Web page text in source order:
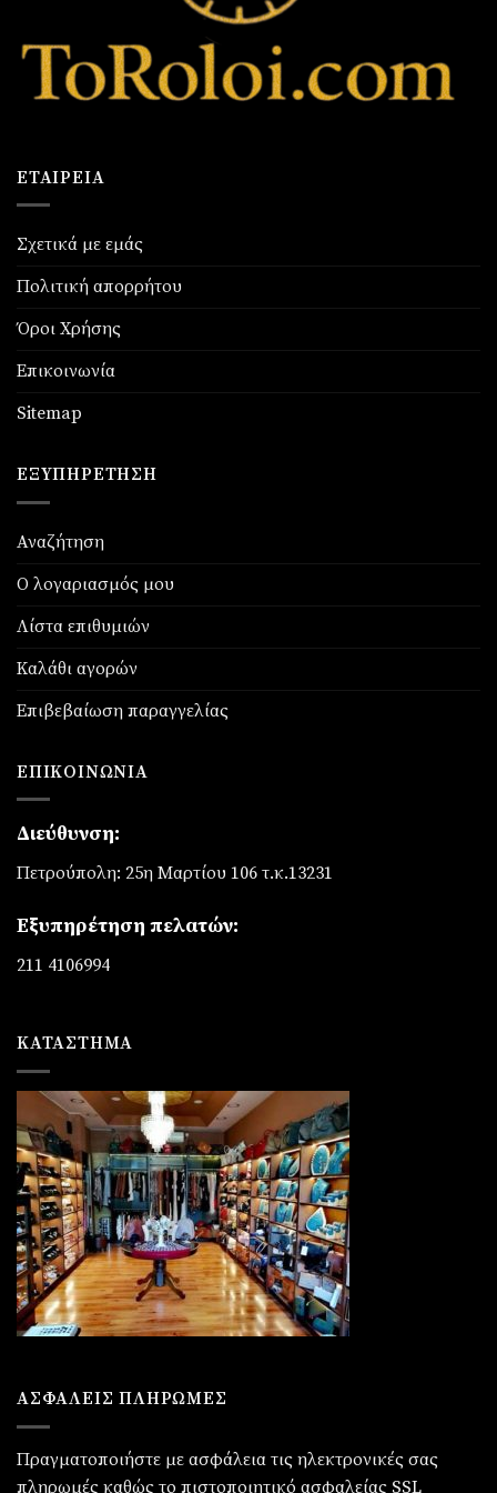
ΕΤΑΙΡΕΊΑ
Σχετικά με εμάς
Πολιτική απορρήτου
Όροι Χρήσης
Επικοινωνία
Sitemap
ΕΞΥΠΗΡΈΤΗΣΗ
Αναζήτηση
Ο λογαριασμός μου
Λίστα επιθυμιών
Καλάθι αγορών
Επιβεβαίωση παραγγελίας
ΕΠΙΚΟΙΝΩΝΊΑ
Διεύθυνση:
Πετρούπολη: 25η Μαρτίου 106 τ.κ.13231
Εξυπηρέτηση πελατών:
211 4106994
ΚΑΤΆΣΤΗΜΑ
ΑΣΦΑΛΕΙΣ ΠΛΗΡΩΜΕΣ
Πραγματοποιήστε με ασφάλεια τις ηλεκτρονικές σας
πληρωμές καθώς το πιστοποιητικό ασφαλείας SSL